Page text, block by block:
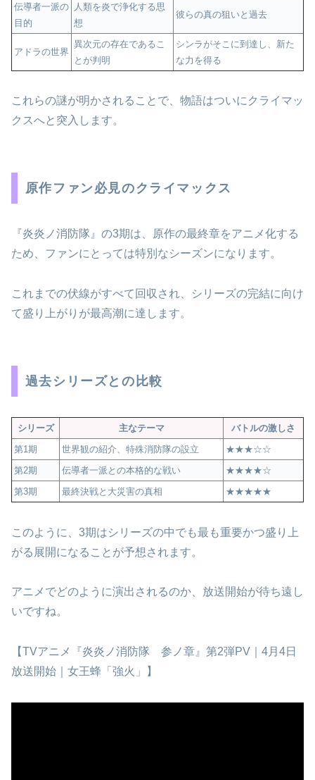
伝導者一派の
目的
人類を炎で浄化する思
想
彼らの真の狙いと過去
アドラの世界
異次元の存在であるこ
とが判明
シンラがそこに到達し、新た
な力を得る
これらの謎が明かされることで、物語はついにクライマッ
クスへと突入します。
原作ファン必見のクライマックス
『炎炎ノ消防隊』の3期は、原作の最終章をアニメ化する
ため、ファンにとっては特別なシーズンになります。
これまでの伏線がすべて回収され、シリーズの完結に向け
て盛り上がりが最高潮に達します。
過去シリーズとの比較
シリーズ 主なテーマ
バトルの激しさ
第1期
世界観の紹介、特殊消防隊の設立
★★★☆☆
第2期
伝導者一派との本格的な戦い
★★★★☆
第3期
最終決戦と大災害の真相 ★★★★★
このように、3期はシリーズの中でも最も重要かつ盛り上
がる展開になることが予想されます。
アニメでどのように演出されるのか、放送開始が待ち遠し
いですね。
【TVアニメ『炎炎ノ消防隊 参ノ章』第2弾PV｜4月4日
放送開始｜女王蜂「強火」】